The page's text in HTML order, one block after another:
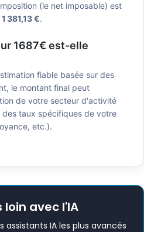
(le net imposable) est
1 381,13 €.
1687€ est-elle
fiable basée sur des
le montant final peut
de votre secteur d'activité
taux spécifiques de votre
etc.).
loin avec l'IA
assistants IA les plus avancés